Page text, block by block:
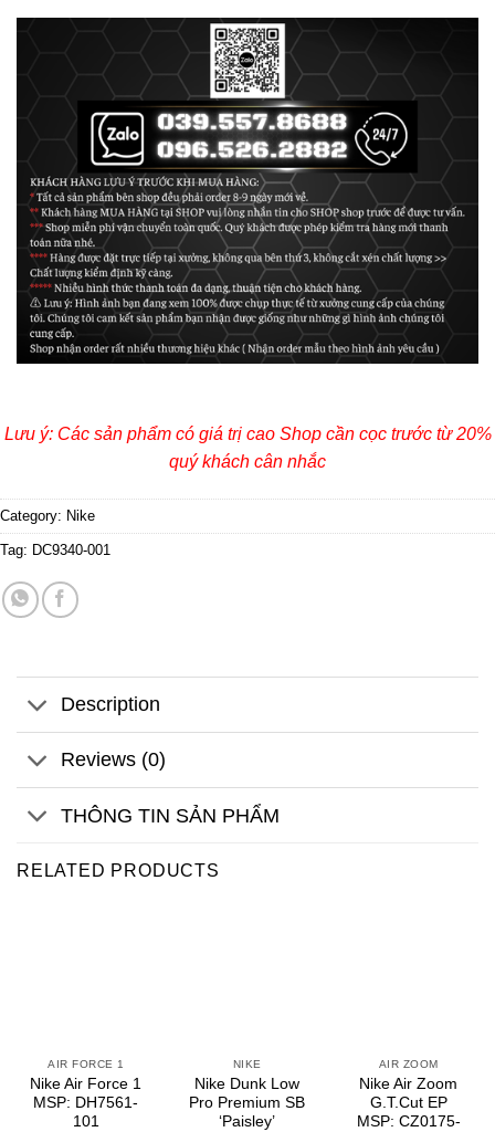
Lưu ý: Các sản phẩm có giá trị cao Shop cần cọc trước từ 20%
quý khách cân nhắc
Category: Nike
Tag: DC9340-001
Description
Reviews (0)
THÔNG TIN SẢN PHẨM
RELATED PRODUCTS
AIR FORCE 1
Nike Air Force 1
MSP: DH7561-
101
NIKE
Nike Dunk Low
Pro Premium SB
‘Paisley’
AIR ZOOM
Nike Air Zoom
G.T.Cut EP
MSP: CZ0175-